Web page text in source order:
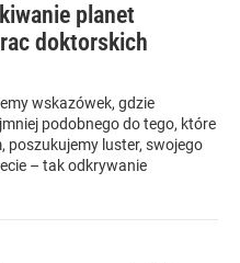
planet
doktorskich
wskazówek, gdzie
podobnego do tego, które
poszukujemy luster, swojego
– tak odkrywanie